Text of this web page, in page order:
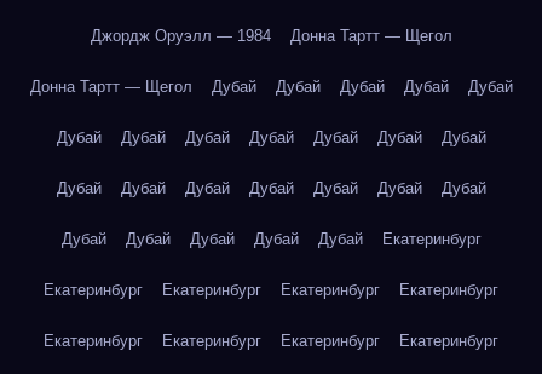
Джордж Оруэлл — 1984 Донна Тартт — Щегол
Донна Тартт — Щегол Дубай Дубай Дубай Дубай Дубай
Дубай Дубай Дубай Дубай Дубай Дубай Дубай
Дубай Дубай Дубай Дубай Дубай Дубай Дубай
Дубай Дубай Дубай Дубай Дубай Екатеринбург
Екатеринбург Екатеринбург Екатеринбург Екатеринбург
Екатеринбург Екатеринбург Екатеринбург Екатеринбург